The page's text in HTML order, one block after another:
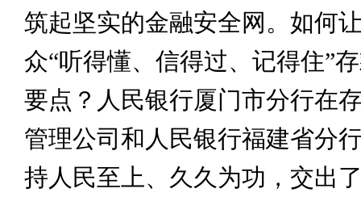
筑起坚实的金融安全网。如何
众“听得懂、信得过、记得住”
要点？人民银行厦门市分行在
管理公司和人民银行福建省分
持人民至上、久久为功，交出